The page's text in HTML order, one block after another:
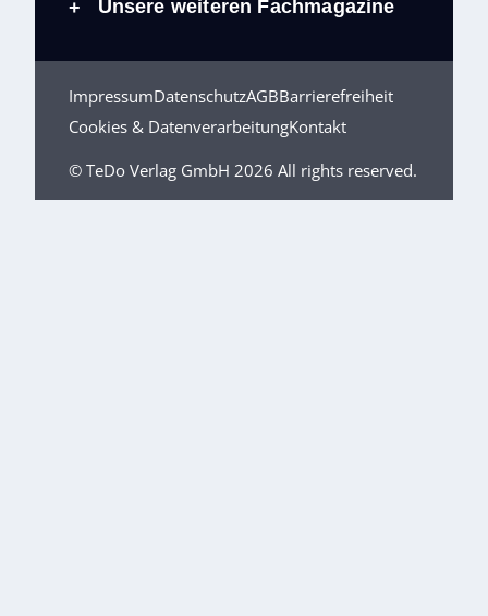
+ Unsere weiteren Fachmagazine
ImpressumDatenschutzAGBBarrierefreiheit
Cookies & DatenverarbeitungKontakt
© TeDo Verlag GmbH 2026 All rights reserved.